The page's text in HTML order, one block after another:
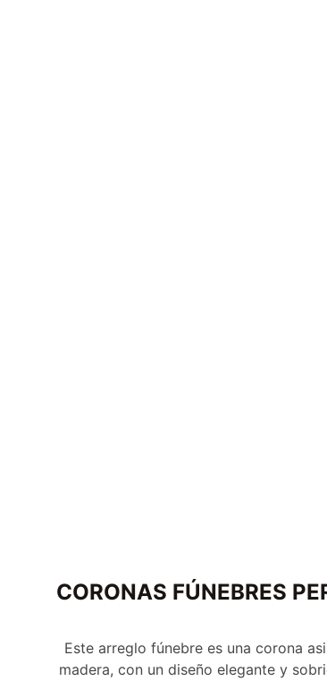
CORONAS FÚNEBRES
Este arreglo fúnebre es una corona
madera, con un diseño elegante y